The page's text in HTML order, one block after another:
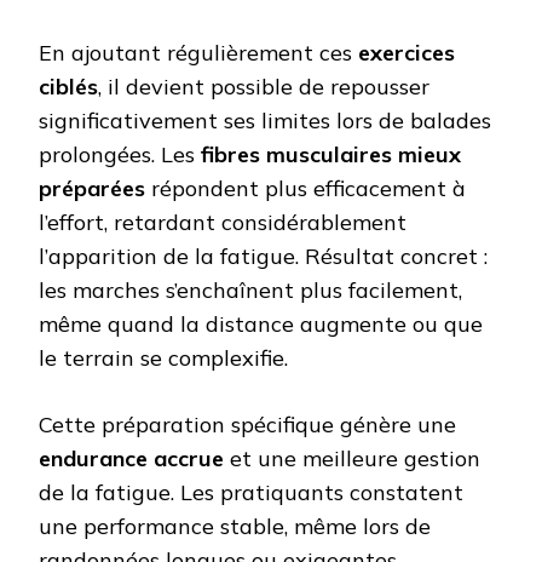
En ajoutant régulièrement ces exercices
ciblés, il devient possible de repousser
significativement ses limites lors de balades
prolongées. Les fibres musculaires mieux
préparées répondent plus efficacement à
l’effort, retardant considérablement
l’apparition de la fatigue. Résultat concret :
les marches s’enchaînent plus facilement,
même quand la distance augmente ou que
le terrain se complexifie.
Cette préparation spécifique génère une
endurance accrue et une meilleure gestion
de la fatigue. Les pratiquants constatent
une performance stable, même lors de